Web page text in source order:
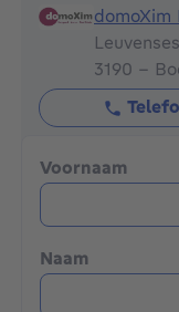
domoXim
domoXim
3190 -
Voornaam
Naam